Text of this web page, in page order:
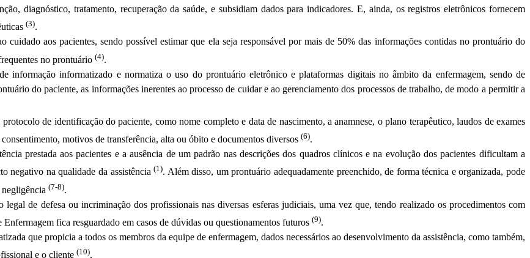
diagnóstico, tratamento, recuperação da saúde, e subsidiam dados para indicadores. E, ainda, os registros eletrônicos fornecem
(3).
cuidado aos pacientes, sendo possível estimar que ela seja responsável por mais de 50% das informações contidas no prontuário do
no prontuário (4).
informação informatizado e normatiza o uso do prontuário eletrônico e plataformas digitais no âmbito da enfermagem, sendo de
do paciente, as informações inerentes ao processo de cuidar e ao gerenciamento dos processos de trabalho, de modo a permitir a
de identificação do paciente, como nome completo e data de nascimento, a anamnese, o plano terapêutico, laudos de exames
motivos de transferência, alta ou óbito e documentos diversos (6).
prestada aos pacientes e a ausência de um padrão nas descrições dos quadros clínicos e na evolução dos pacientes dificultam a
negativo na qualidade da assistência(1). Além disso, um prontuário adequadamente preenchido, de forma técnica e organizada, pode
(7-8).
de defesa ou incriminação dos profissionais nas diversas esferas judiciais, uma vez que, tendo realizado os procedimentos com
fica resguardado em casos de dúvidas ou questionamentos futuros (9).
que propicia a todos os membros da equipe de enfermagem, dados necessários ao desenvolvimento da assistência, como também,
e o cliente (10).